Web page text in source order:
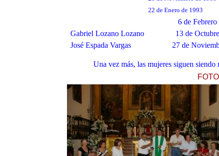
22 de Enero de 1993
6 de
Gabriel Lozano Lozano
13 de
José Espada Vargas
27 de
Una vez más, las mujeres siguen